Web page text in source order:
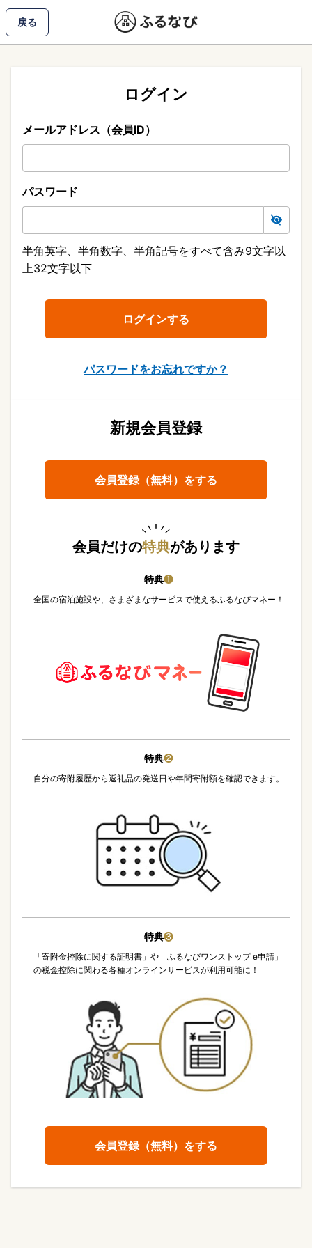
戻る
ログイン
メールアドレス（会員ID）
パスワード
半角英字、半角数字、半角記号をすべて含み9文字以
上32文字以下
パスワードをお忘れですか？
新規会員登録
会員登録（無料）をする
会員だけの特典があります
特典❶
全国の宿泊施設や、さまざまなサービスで使えるふるなびマネー！
特典❷
自分の寄附履歴から返礼品の発送日や年間寄附額を確認できます。
特典❸
「寄附金控除に関する証明書」や「ふるなびワンストップ e申請」
の税金控除に関わる各種オンラインサービスが利用可能に！
会員登録（無料）をする